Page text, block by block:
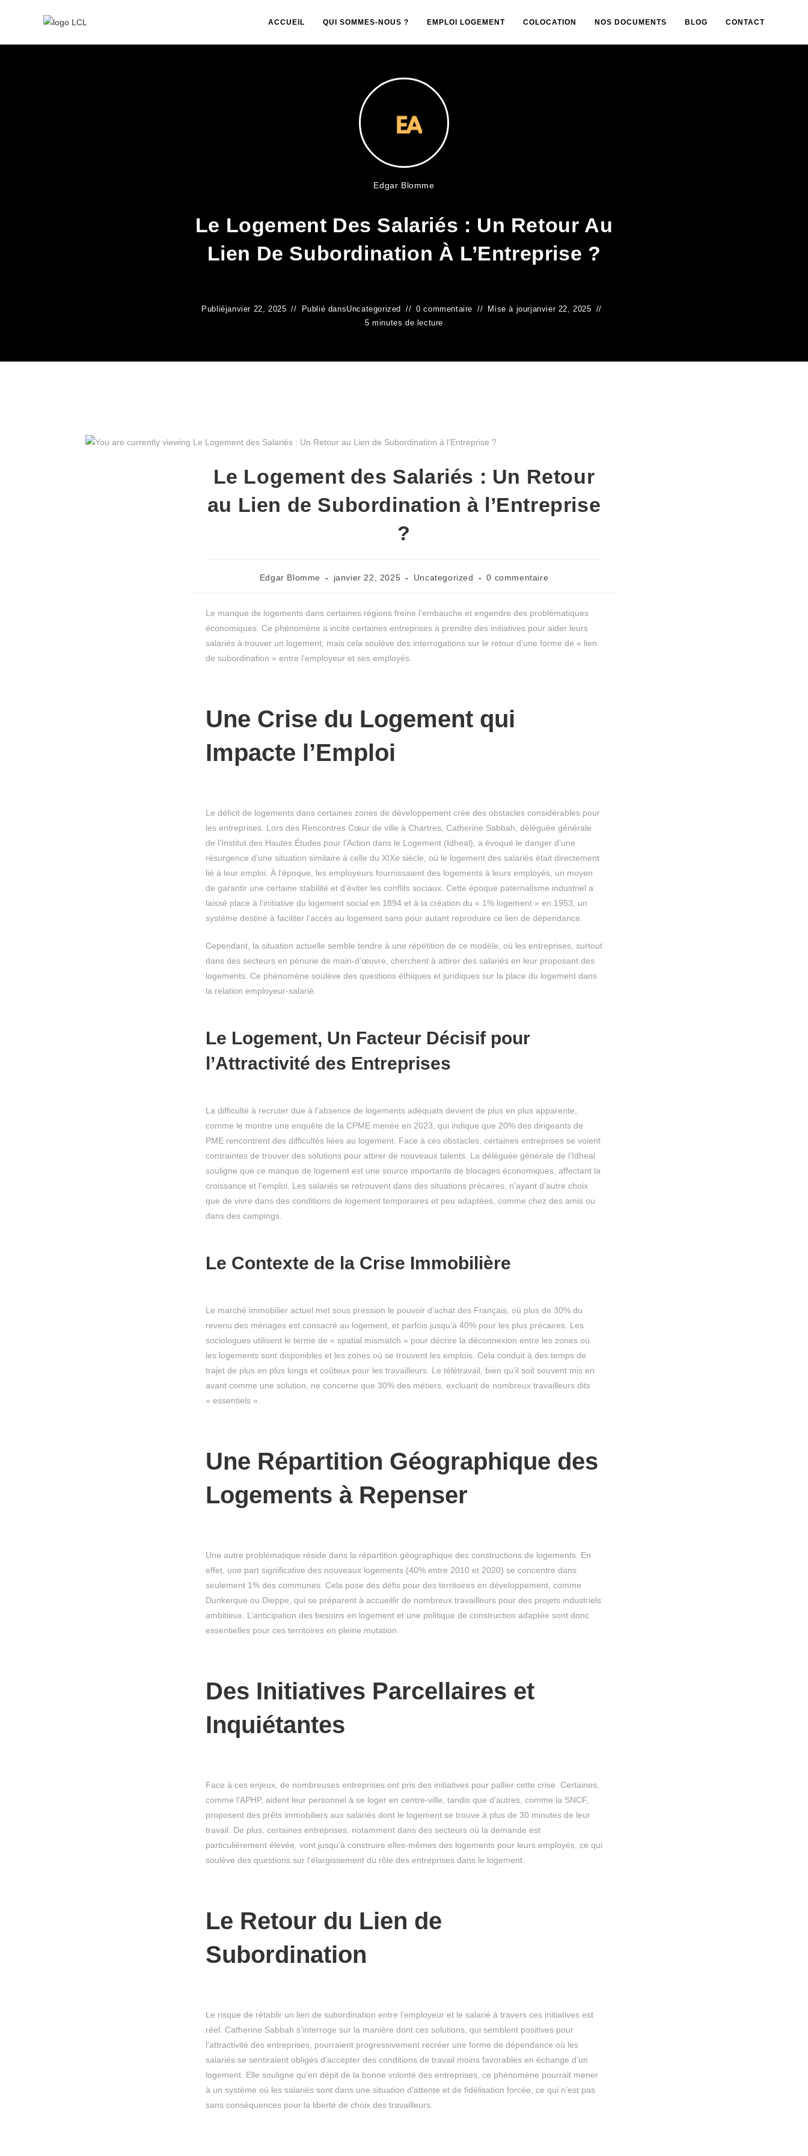
ACCUEIL QUI SOMMES-NOUS ? EMPLOI LOGEMENT COLOCATION NOS DOCUMENTS BLOG CONTACT
Edgar Blomme
Le Logement Des Salariés : Un Retour Au
Lien De Subordination À L’Entreprise ?
Publiéjanvier 22, 2025 Publié dansUncategorized 0 commentaire Mise à jourjanvier 22, 2025
5 minutes de lecture
Le Logement des Salariés : Un Retour
au Lien de Subordination à l’Entreprise
?
Edgar Blomme janvier 22, 2025 Uncategorized 0 commentaire
Le manque de logements dans certaines régions freine l’embauche et engendre des problématiques
économiques. Ce phénomène a incité certaines entreprises à prendre des initiatives pour aider leurs
salariés à trouver un logement, mais cela soulève des interrogations sur le retour d’une forme de « lien
de subordination » entre l’employeur et ses employés.
Une Crise du Logement qui
Impacte l’Emploi
Le déficit de logements dans certaines zones de développement crée des obstacles considérables pour
les entreprises. Lors des Rencontres Cœur de ville à Chartres, Catherine Sabbah, déléguée générale
de l’Institut des Hautes Études pour l’Action dans le Logement (Idheal), a évoqué le danger d’une
résurgence d’une situation similaire à celle du XIXe siècle, où le logement des salariés était directement
lié à leur emploi. À l’époque, les employeurs fournissaient des logements à leurs employés, un moyen
de garantir une certaine stabilité et d’éviter les conflits sociaux. Cette époque paternalisme industriel a
laissé place à l’initiative du logement social en 1894 et à la création du « 1% logement » en 1953, un
système destiné à faciliter l’accès au logement sans pour autant reproduire ce lien de dépendance.
Cependant, la situation actuelle semble tendre à une répétition de ce modèle, où les entreprises, surtout
dans des secteurs en pénurie de main-d’œuvre, cherchent à attirer des salariés en leur proposant des
logements. Ce phénomène soulève des questions éthiques et juridiques sur la place du logement dans
la relation employeur-salarié.
Le Logement, Un Facteur Décisif pour
l’Attractivité des Entreprises
La difficulté à recruter due à l’absence de logements adéquats devient de plus en plus apparente,
comme le montre une enquête de la CPME menée en 2023, qui indique que 20% des dirigeants de
PME rencontrent des difficultés liées au logement. Face à ces obstacles, certaines entreprises se voient
contraintes de trouver des solutions pour attirer de nouveaux talents. La déléguée générale de l’Idheal
souligne que ce manque de logement est une source importante de blocages économiques, affectant la
croissance et l’emploi. Les salariés se retrouvent dans des situations précaires, n’ayant d’autre choix
que de vivre dans des conditions de logement temporaires et peu adaptées, comme chez des amis ou
dans des campings.
Le Contexte de la Crise Immobilière
Le marché immobilier actuel met sous pression le pouvoir d’achat des Français, où plus de 30% du
revenu des ménages est consacré au logement, et parfois jusqu’à 40% pour les plus précaires. Les
sociologues utilisent le terme de « spatial mismatch » pour décrire la déconnexion entre les zones où
les logements sont disponibles et les zones où se trouvent les emplois. Cela conduit à des temps de
trajet de plus en plus longs et coûteux pour les travailleurs. Le télétravail, bien qu’il soit souvent mis en
avant comme une solution, ne concerne que 30% des métiers, excluant de nombreux travailleurs dits
« essentiels ».
Une Répartition Géographique des
Logements à Repenser
Une autre problématique réside dans la répartition géographique des constructions de logements. En
effet, une part significative des nouveaux logements (40% entre 2010 et 2020) se concentre dans
seulement 1% des communes. Cela pose des défis pour des territoires en développement, comme
Dunkerque ou Dieppe, qui se préparent à accueillir de nombreux travailleurs pour des projets industriels
ambitieux. L’anticipation des besoins en logement et une politique de construction adaptée sont donc
essentielles pour ces territoires en pleine mutation.
Des Initiatives Parcellaires et
Inquiétantes
Face à ces enjeux, de nombreuses entreprises ont pris des initiatives pour pallier cette crise. Certaines,
comme l’APHP, aident leur personnel à se loger en centre-ville, tandis que d’autres, comme la SNCF,
proposent des prêts immobiliers aux salariés dont le logement se trouve à plus de 30 minutes de leur
travail. De plus, certaines entreprises, notamment dans des secteurs où la demande est
particulièrement élevée, vont jusqu’à construire elles-mêmes des logements pour leurs employés, ce qui
soulève des questions sur l’élargissement du rôle des entreprises dans le logement.
Le Retour du Lien de
Subordination
Le risque de rétablir un lien de subordination entre l’employeur et le salarié à travers ces initiatives est
réel. Catherine Sabbah s’interroge sur la manière dont ces solutions, qui semblent positives pour
l’attractivité des entreprises, pourraient progressivement recréer une forme de dépendance où les
salariés se sentiraient obligés d’accepter des conditions de travail moins favorables en échange d’un
logement. Elle souligne qu’en dépit de la bonne volonté des entreprises, ce phénomène pourrait mener
à un système où les salariés sont dans une situation d’attente et de fidélisation forcée, ce qui n’est pas
sans conséquences pour la liberté de choix des travailleurs.